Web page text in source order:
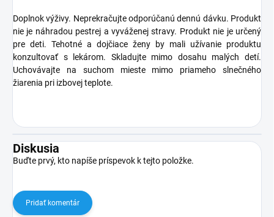
Doplnok výživy. Neprekračujte odporúčanú dennú dávku. Produkt
nie je náhradou pestrej a vyváženej stravy. Produkt nie je určený
pre deti. Tehotné a dojčiace ženy by mali užívanie produktu
konzultovať s lekárom. Skladujte mimo dosahu malých detí.
Uchovávajte na suchom mieste mimo priameho slnečného
žiarenia pri izbovej teplote.
Diskusia
Buďte prvý, kto napíše príspevok k tejto položke.
Pridať komentár